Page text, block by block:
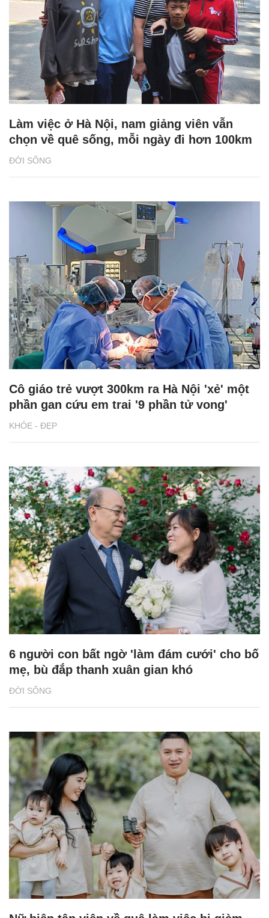
ĐỜI SỐNG
Làm việc ở Hà Nội, nam giảng viên vẫn
chọn về quê sống, mỗi ngày đi hơn 100km
KHỎE - ĐẸP
Cô giáo trẻ vượt 300km ra Hà Nội 'xẻ' một
phần gan cứu em trai '9 phần tử vong'
ĐỜI SỐNG
6 người con bất ngờ 'làm đám cưới' cho bố
mẹ, bù đắp thanh xuân gian khó